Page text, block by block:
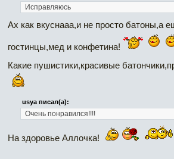
Исправляюсь
Ах как вкуснааа,и не просто батоны,а
гостинцы,мед и конфетина!
Какие пушистики,красивые
usya писал(а):
Очень понравился!!!!
На здоровье Аллочка!